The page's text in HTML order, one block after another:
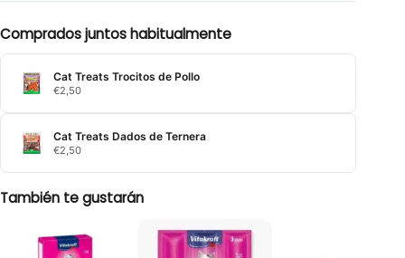
Comprados juntos habitualmente
Cat Treats Trocitos de Pollo
€2,50
Cat Treats Dados de Ternera
€2,50
También te gustarán